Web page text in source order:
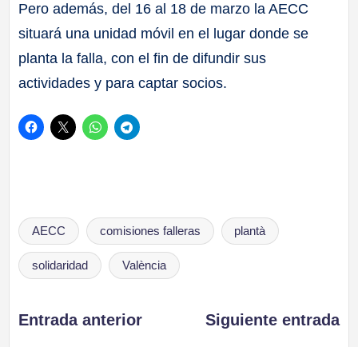
Pero además, del 16 al 18 de marzo la AECC
situará una unidad móvil en el lugar donde se
planta la falla, con el fin de difundir sus
actividades y para captar socios.
Etiquetas:
AECC comisiones falleras plantà
solidaridad València
Navegación
Entrada anterior Siguiente entrada